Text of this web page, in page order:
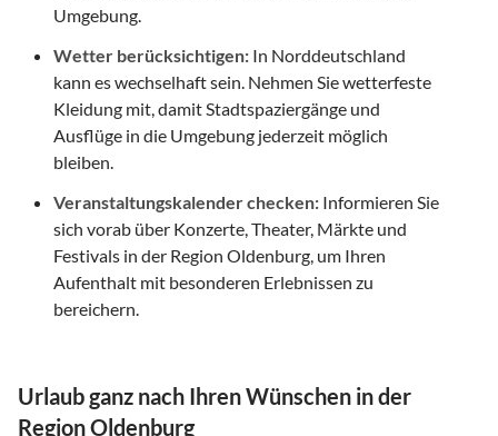
Umgebung.
Wetter berücksichtigen: In Norddeutschland
kann es wechselhaft sein. Nehmen Sie wetterfeste
Kleidung mit, damit Stadtspaziergänge und
Ausflüge in die Umgebung jederzeit möglich
bleiben.
Veranstaltungskalender checken: Informieren Sie
sich vorab über Konzerte, Theater, Märkte und
Festivals in der Region Oldenburg, um Ihren
Aufenthalt mit besonderen Erlebnissen zu
bereichern.
Urlaub ganz nach Ihren Wünschen in der
Region Oldenburg